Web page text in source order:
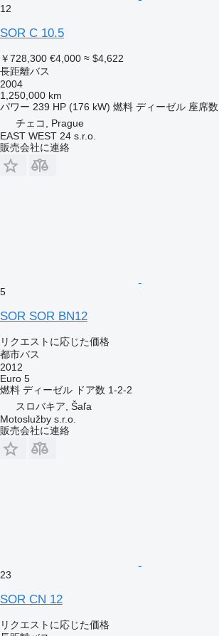
12
SOR C 10.5
￥728,300 €4,000 ≈ $4,622
長距離バス
2004
1,250,000 km
パワー 239 HP (176 kW) 燃料 ディーゼル 座席数
チェコ, Prague
EAST WEST 24 s.r.o.
販売会社に連絡
5
SOR SOR BN12
リクエストに応じた価格
都市バス
2012
Euro 5
燃料 ディーゼル ドア数 1-2-2
スロバキア, Šaľa
Motoslužby s.r.o.
販売会社に連絡
23
SOR CN 12
リクエストに応じた価格